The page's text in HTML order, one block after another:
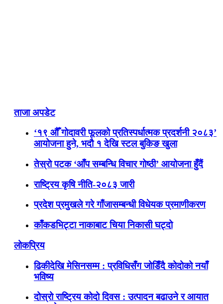
ताजा अपडेट
‘१९ औँ गोदावरी फूलको प्रतिस्पर्धात्मक प्रदर्शनी २०८३’
आयोजना हुने, भदौ १ देखि स्टल बुकिङ खुला
तेस्रो पटक ‘आँप सम्बन्धि विचार गोष्ठी’ आयोजना हुँदैं
राष्ट्रिय कृषि नीति-२०८३ जारी
प्रदेश प्रमुखले गरे गाँजासम्बन्धी विधेयक प्रमाणीकरण
काँकडभिट्टा नाकाबाट चिया निकासी घट्दो
लोकप्रिय
ढिकीदेखि मेसिनसम्म : प्रविधिसँग जोडिँदै कोदोको नयाँ
भविष्य
दोस्रो राष्ट्रिय कोदो दिवस : उत्पादन बढाउने र आयात